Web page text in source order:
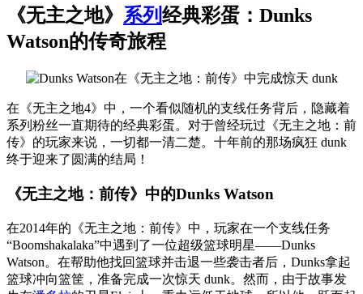
《无主之地》 系列经典彩蛋：Dunks
Watson的传奇旅程
在《无主之地4》中，一个看似随机的支线任务背后，隐藏着
系列粉丝一直期待的经典彩蛋。对于曾经玩过《无主之地：前
传》的玩家来说，一切都一清二楚。十年前的那场疯狂 dunk
终于迎来了圆满的结局！
《无主之地：前传》中的Dunks Watson
在2014年的《无主之地：前传》中，玩家在一个支线任务
“Boomshakalaka”中遇到了一位超级篮球明星——Dunks
Watson。在帮助他找回篮球并击退一些袭击者后，Dunks拿起
篮球冲向篮筐，准备完成一次惊天 dunk。然而，由于故事发